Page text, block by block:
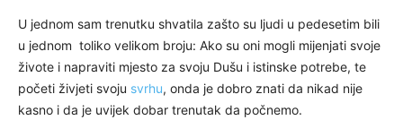
U jednom sam trenutku shvatila zašto su ljudi u pedesetim bili
u jednom toliko velikom broju: Ako su oni mogli mijenjati svoje
živote i napraviti mjesto za svoju Dušu i istinske potrebe, te
početi živjeti svoju svrhu, onda je dobro znati da nikad nije
kasno i da je uvijek dobar trenutak da počnemo.